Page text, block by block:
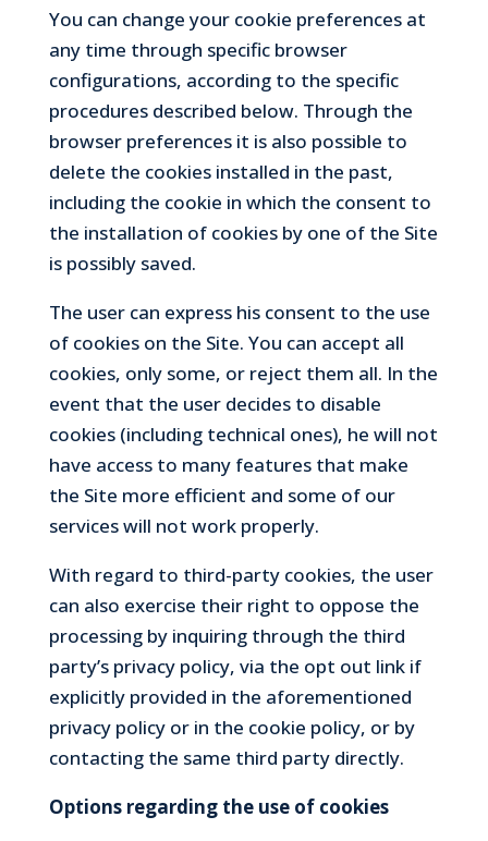
You can change your cookie preferences at
any time through specific browser
configurations, according to the specific
procedures described below. Through the
browser preferences it is also possible to
delete the cookies installed in the past,
including the cookie in which the consent to
the installation of cookies by one of the Site
is possibly saved.
The user can express his consent to the use
of cookies on the Site. You can accept all
cookies, only some, or reject them all. In the
event that the user decides to disable
cookies (including technical ones), he will not
have access to many features that make
the Site more efficient and some of our
services will not work properly.
With regard to third-party cookies, the user
can also exercise their right to oppose the
processing by inquiring through the third
party’s privacy policy, via the opt out link if
explicitly provided in the aforementioned
privacy policy or in the cookie policy, or by
contacting the same third party directly.
Options regarding the use of cookies